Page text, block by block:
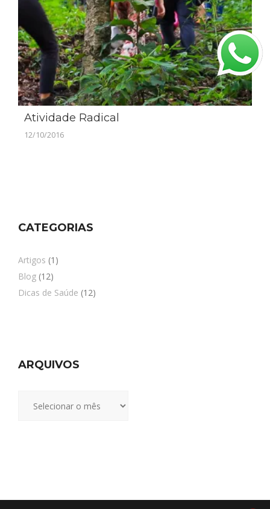
Atividade Radical
12/10/2016
CATEGORIAS
Artigos (1)
Blog (12)
Dicas de Saúde (12)
ARQUIVOS